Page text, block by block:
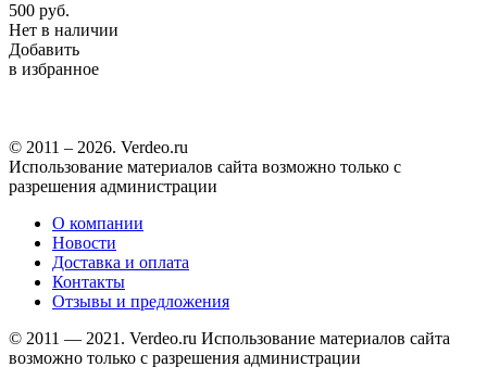
500 руб.
Нет в наличии
Добавить
в избранное
© 2011 – 2026. Verdeo.ru
Использование материалов сайта возможно только с
разрешения администрации
О компании
Новости
Доставка и оплата
Контакты
Отзывы и предложения
© 2011 — 2021. Verdeo.ru Использование материалов сайта
возможно только с разрешения администрации